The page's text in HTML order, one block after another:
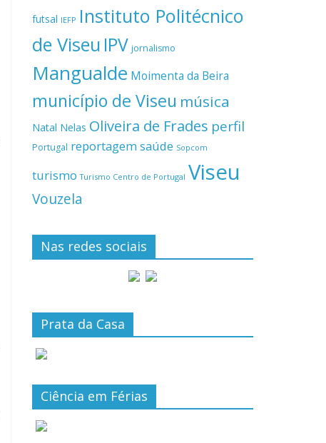
futsal IEFP Instituto Politécnico
de Viseu IPV jornalismo
Mangualde Moimenta da Beira
município de Viseu música
Natal Nelas Oliveira de Frades perfil
Portugal reportagemsaúde Sopcom
turismo Turismo Centro de Portugal Viseu
Vouzela
Nas redes sociais
Prata da Casa
Ciência em Férias